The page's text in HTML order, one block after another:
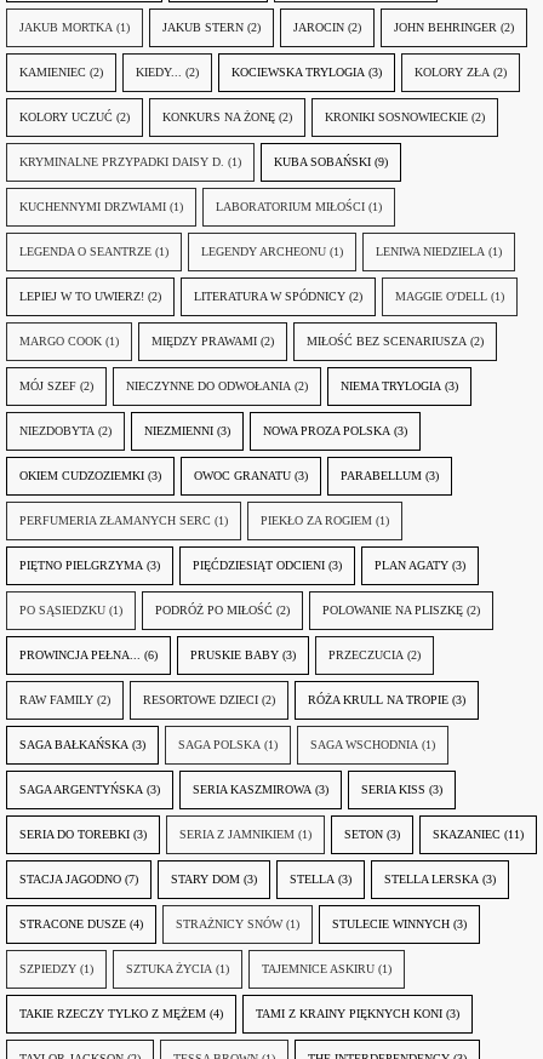
JAKUB MORTKA (1) JAKUB STERN (2) JAROCIN (2) JOHN BEHRINGER (2)
KAMIENIEC (2) KIEDY... (2) KOCIEWSKA TRYLOGIA (3) KOLORY ZŁA (2)
KOLORY UCZUĆ (2) KONKURS NA ŻONĘ (2) KRONIKI SOSNOWIECKIE (2)
KRYMINALNE PRZYPADKI DAISY D. (1) KUBA SOBAŃSKI (9)
KUCHENNYMI DRZWIAMI (1) LABORATORIUM MIŁOŚCI (1)
LEGENDA O SEANTRZE (1) LEGENDY ARCHEONU (1) LENIWA NIEDZIELA (1)
LEPIEJ W TO UWIERZ! (2) LITERATURA W SPÓDNICY (2) MAGGIE O'DELL (1)
MARGO COOK (1) MIĘDZY PRAWAMI (2) MIŁOŚĆ BEZ SCENARIUSZA (2)
MÓJ SZEF (2) NIECZYNNE DO ODWOŁANIA (2) NIEMA TRYLOGIA (3)
NIEZDOBYTA (2) NIEZMIENNI (3) NOWA PROZA POLSKA (3)
OKIEM CUDZOZIEMKI (3) OWOC GRANATU (3) PARABELLUM (3)
PERFUMERIA ZŁAMANYCH SERC (1) PIEKŁO ZA ROGIEM (1)
PIĘTNO PIELGRZYMA (3) PIĘĆDZIESIĄT ODCIENI (3) PLAN AGATY (3)
PO SĄSIEDZKU (1) PODRÓŻ PO MIŁOŚĆ (2) POLOWANIE NA PLISZKĘ (2)
PROWINCJA PEŁNA... (6) PRUSKIE BABY (3) PRZECZUCIA (2)
RAW FAMILY (2) RESORTOWE DZIECI (2) RÓŻA KRULL NA TROPIE (3)
SAGA BAŁKAŃSKA (3) SAGA POLSKA (1) SAGA WSCHODNIA (1)
SAGA ARGENTYŃSKA (3) SERIA KASZMIROWA (3) SERIA KISS (3)
SERIA DO TOREBKI (3) SERIA Z JAMNIKIEM (1) SETON (3) SKAZANIEC (11)
STACJA JAGODNO (7) STARY DOM (3) STELLA (3) STELLA LERSKA (3)
STRACONE DUSZE (4) STRAŻNICY SNÓW (1) STULECIE WINNYCH (3)
SZPIEDZY (1) SZTUKA ŻYCIA (1) TAJEMNICE ASKIRU (1)
TAKIE RZECZY TYLKO Z MĘŻEM (4) TAMI Z KRAINY PIĘKNYCH KONI (3)